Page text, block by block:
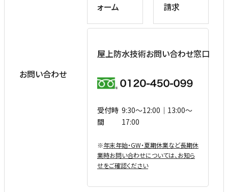
お問い合わせ
ォーム
請求
屋上防水技術お問い合わせ窓口
受付時
間
9:30〜12:00｜13:00〜
17:00
※年末年始・GW・夏期休業など⻑期休
業時お問い合わせについては、お知ら
せをご確認ください